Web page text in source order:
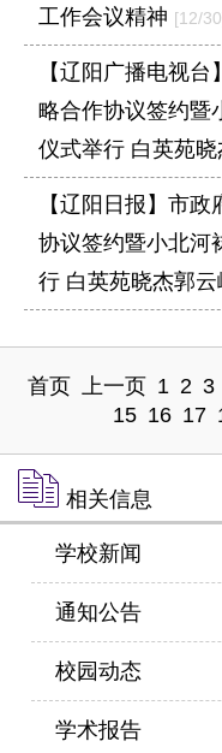
工作会议精神 [12/
【辽阳广播电视
略合作协议签约暨
仪式举行 白英苑
【辽阳日报】市
协议签约暨小北河
行 白英苑晓杰郭
首页 上一页 1 2 3
15 16 17
相关信息
学校新闻
通知公告
校园动态
学术报告